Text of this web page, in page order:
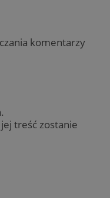
komentarzy
treść zostanie